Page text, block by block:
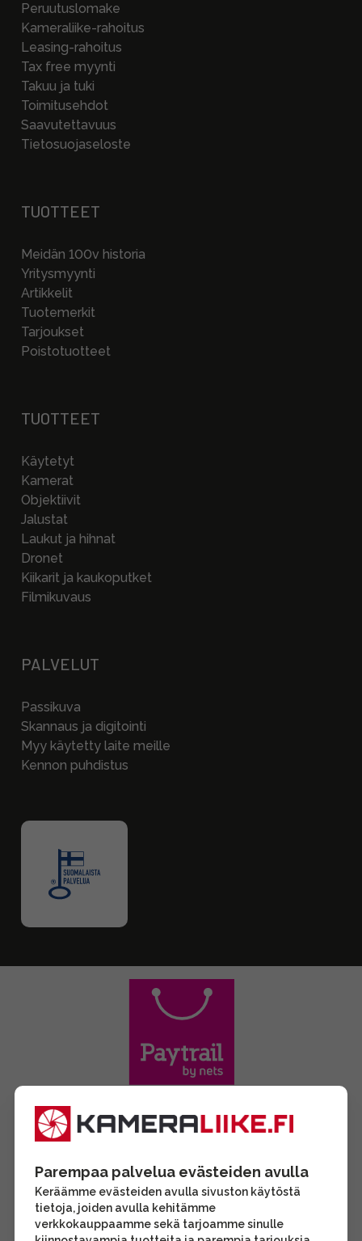
Peruutuslomake
Kameraliike-rahoitus
Leasing-rahoitus
Tax free myynti
Takuu ja tuki
Toimitusehdot
Saavutettavuus
Tietosuojaseloste
TUOTTEET
Meidän 100v historia
Yritysmyynti
Artikkelit
Tuotemerkit
Tarjoukset
Poistotuotteet
TUOTTEET
Käytetyt
Kamerat
Objektiivit
Jalustat
Laukut ja hihnat
Dronet
Kiikarit ja kaukoputket
Filmikuvaus
PALVELUT
Passikuva
Skannaus ja digitointi
Myy käytetty laite meille
Kennon puhdistus
Parempaa palvelua evästeiden avulla
Keräämme evästeiden avulla sivuston käytöstä
tietoja, joiden avulla kehitämme
verkkokauppaamme sekä tarjoamme sinulle